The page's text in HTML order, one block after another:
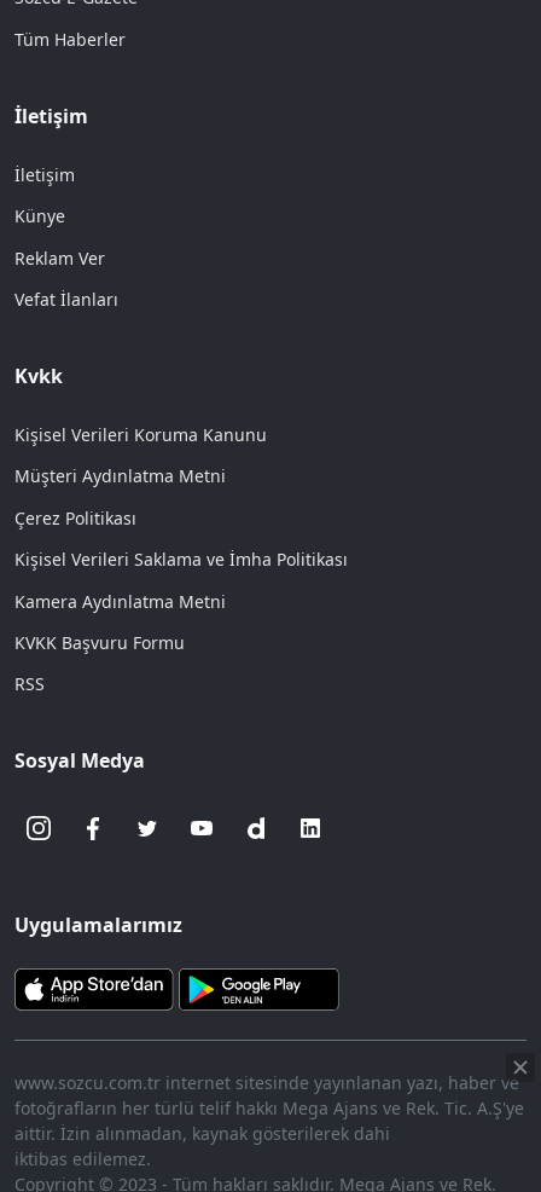
Tüm Haberler
İletişim
İletişim
Künye
Reklam Ver
Vefat İlanları
Kvkk
Kişisel Verileri Koruma Kanunu
Müşteri Aydınlatma Metni
Çerez Politikası
Kişisel Verileri Saklama ve İmha Politikası
Kamera Aydınlatma Metni
KVKK Başvuru Formu
RSS
Sosyal Medya
Uygulamalarımız
www.sozcu.com.tr internet sitesinde yayınlanan yazı, haber ve
fotoğrafların her türlü telif hakkı Mega Ajans ve Rek. Tic. A.Ş'ye
aittir. İzin alınmadan, kaynak gösterilerek dahi
iktibas edilemez.
Copyright © 2023 - Tüm hakları saklıdır. Mega Ajans ve Rek.